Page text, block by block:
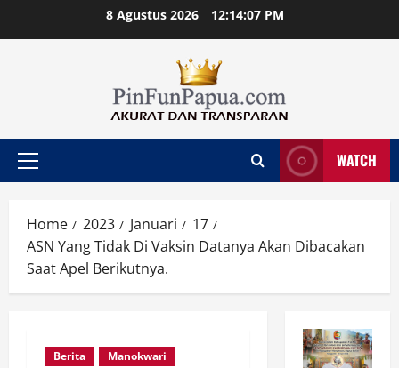
8 Agustus 2026 12:14:08 PM
Primary
WATCH
Home 2023 Januari
17
ASN Yang Tidak Di Vaksin Datanya Akan Dibacakan
Saat Apel Berikutnya.
Berita
Manokwari